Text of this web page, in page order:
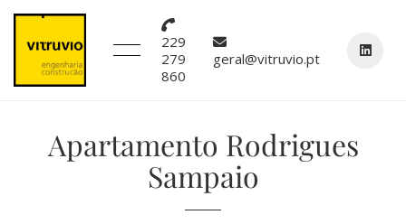
229
279
860
geral@vitruvio.pt
Apartamento Rodrigues
Sampaio